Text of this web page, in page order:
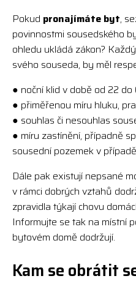
Pokud pronajímáte byt,
povinnostmi sousedského
ohledu ukládá zákon?
svého souseda, by měl
● noční klid v době od 22 do
● přiměřenou míru hluku,
● souhlas či nesouhlas
● míru zastínění, případně
sousední pozemek v
Dále pak existují nepsané
v rámci dobrých vztahů
zpravidla týkají chovu
Informujte se tak na místní
bytovém domě dodržují.
Kam se obrátit